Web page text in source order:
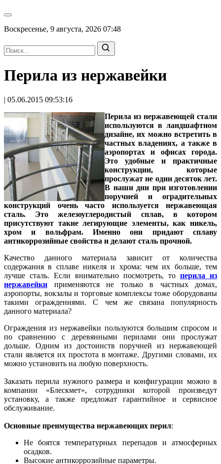
Воскресенье, 9 августа, 2026 07:48
Перила из нержавейки
| 05.06.2015 09:53:16
Перила из нержавеющей стали
используются в ландшафтном
дизайне, их можно встретить в
частных владениях, а также в
аэропортах и офисах города.
Это удобные и практичные
конструкции, которые
прослужат не один десяток лет.
В наши дни при изготовлении
поручней и оградительных
конструкций очень часто используется нержавеющая
сталь. Это железоуглеродистый сплав, в котором
присутствуют такие легирующие элементы, как никель,
хром и вольфрам. Именно они придают сплаву
антикоррозийные свойства и делают сталь прочной.
Качество данного материала зависит от количества
содержания в сплаве никеля и хрома: чем их больше, тем
лучше сталь. Если внимательно посмотреть, то перила из
нержавейки применяются не только в частных домах,
аэропорты, вокзалы и торговые комплексы тоже оборудованы
такими ограждениями. С чем же связана популярность
данного материала?
Ограждения из нержавейки пользуются большим спросом и
по сравнению с деревянными перилами они прослужат
дольше. Одним из достоинств поручней из нержавеющей
стали является их простота в монтаже. Другими словами, их
можно установить на любую поверхность.
Заказать перила нужного размера и конфигурации можно в
компании «Блескмет», сотрудники которой произведут
установку, а также предложат гарантийное и сервисное
обслуживание.
Основные преимущества нержавеющих перил:
Не боятся температурных перепадов и атмосферных
осадков.
Высокие антикоррозийные параметры.